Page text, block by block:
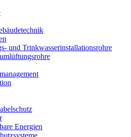
und Trinkwasserinstallationsrohre
Energien